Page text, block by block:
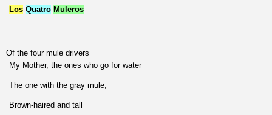
Los Quatro Muleros
Of the four mule drivers
My Mother, the ones who go for water
The one with the gray mule,
Brown-haired and tall